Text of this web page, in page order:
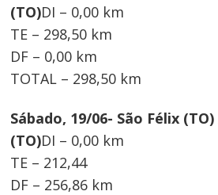
(TO)DI – 0,00 km
TE – 298,50 km
DF – 0,00 km
TOTAL – 298,50 km
Sábado, 19/06- São Félix
(TO)DI – 0,00 km
TE – 212,44
DF – 256,86 km